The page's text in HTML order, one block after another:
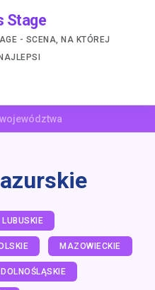
Stage
- SCENA, NA KTÓREJ
LUBUSKIE
MAZOWIECKIE
DOLNOŚLĄSKIE